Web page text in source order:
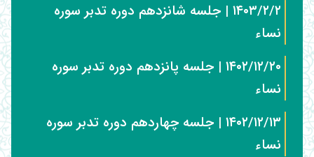
۱۴۰۳/۲/۲ | جلسه شانزدهم دوره تدبر سوره
نساء
۱۴۰۲/۱۲/۲۰ | جلسه پانزدهم دوره تدبر سوره
نساء
۱۴۰۲/۱۲/۱۳ | جلسه چهاردهم دوره تدبر سوره
نساء